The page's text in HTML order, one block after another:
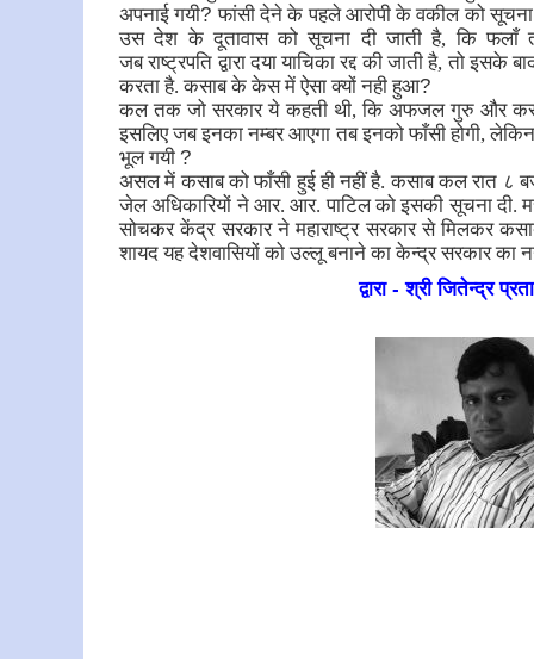
अपनाई गयी?फांसी देने के पहले आरोपी के वकील को सूचना
उस देश के दूतावास को सूचना दी जाती है, कि फलाँ
जबराष्ट्रपति द्वारा दया याचिका रद्द की जाती है, तो
करता है. कसाब के केस में ऐसा क्यों नही हुआ?
कल तक जो सरकार ये कहती थी, कि अफजल गुरु और
इसलिए जब इनका नम्बर आएगा तब इनको फाँसी होगी,
भूल गयी ?
असल में कसाब को फाँसी हुई ही नहीं है. कसाब कल रात ८
जेल अधिकारियों ने आर. आर. पाटिल को इसकी सूचना दी.
सोचकर केंद्र सरकार ने महाराष्ट्र सरकार से मिलकर
शायद यह देशवासियों को उल्लू बनाने का केन्द्र सरकार का
द्वारा - श्री जितेन्द्र